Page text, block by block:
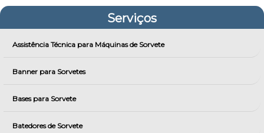
Serviços
Assistência Técnica para Máquinas de Sorvete
Banner para Sorvetes
Bases para Sorvete
Batedores de Sorvete